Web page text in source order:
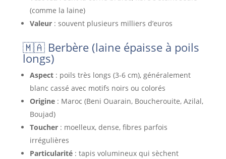
(comme la laine)
Valeur: souvent plusieurs milliers d’euros
🇲🇦 Berbère (laine épaisse à poils
longs)
Aspect: poils très longs (3-6 cm), généralement
blanc cassé avec motifs noirs ou colorés
Origine: Maroc (Beni Ouarain, Boucherouite, Azilal,
Boujad)
Toucher: moelleux, dense, fibres parfois
irrégulières
Particularité: tapis volumineux qui sèchent